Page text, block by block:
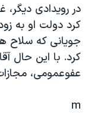
نرگس محمدی
همایش
صفحه‌های ویژه
در رويدادی ديگر،
کرد دولت او به
جويانی که سلاح
کرد. با اين حال
عفوعمومی،
m